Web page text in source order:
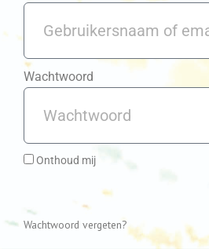
Wachtwoord
Onthoud mij
Wachtwoord vergeten?